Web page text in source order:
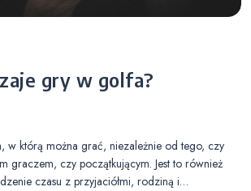
gry w golfa?
w którą można grać, niezależnie od tego, czy
graczem, czy początkującym. Jest to również
czasu z przyjaciółmi, rodziną i…